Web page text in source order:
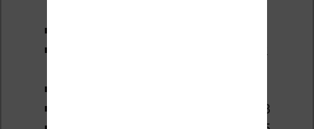
Pocketbook PB626 – Touch Lux 3